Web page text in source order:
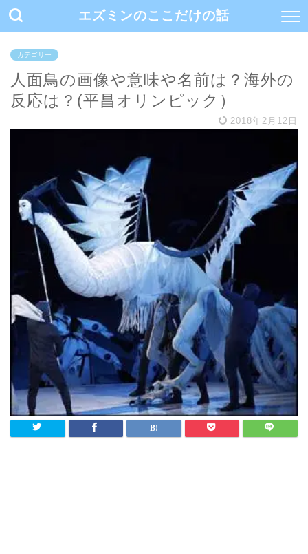
エズミンのここだけの話
カテゴリー
人面鳥の画像や意味や名前は？海外の
反応は？(平昌オリンピック）
2018年2月12日